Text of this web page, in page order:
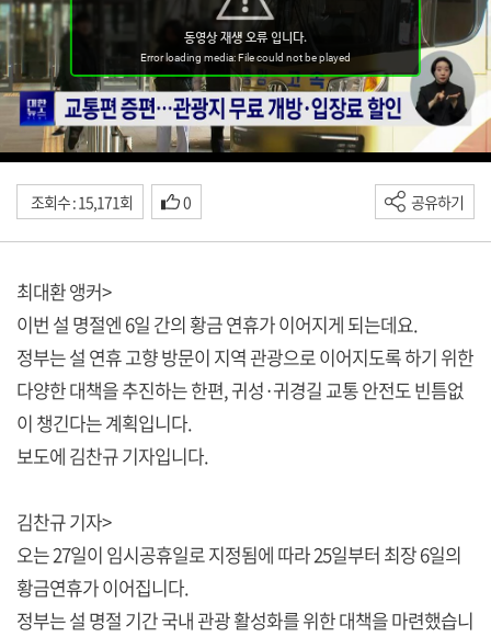
조회수 : 15,171회 0 공유하기
최대환 앵커>
이번 설 명절엔 6일 간의 황금 연휴가 이어지게 되는데요.
정부는 설 연휴 고향 방문이 지역 관광으로 이어지도록 하기 위한
다양한 대책을 추진하는 한편, 귀성·귀경길 교통 안전도 빈틈없
이 챙긴다는 계획입니다.
보도에 김찬규 기자입니다.
김찬규 기자>
오는 27일이 임시공휴일로 지정됨에 따라 25일부터 최장 6일의
황금연휴가 이어집니다.
정부는 설 명절 기간 국내 관광 활성화를 위한 대책을 마련했습니